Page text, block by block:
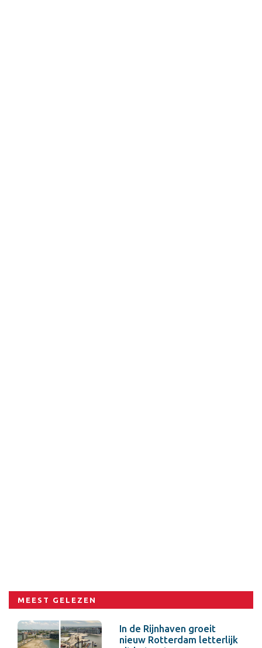
MEEST GELEZEN
In de Rijnhaven groeit
nieuw Rotterdam letterlijk